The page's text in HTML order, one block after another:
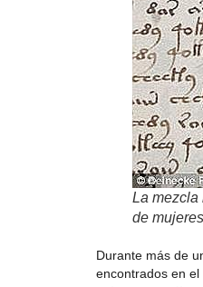
La mezcla
de
Durante más de
encontrados en